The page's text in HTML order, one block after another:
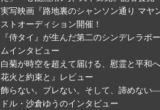
実写映画『路地裏のシャンソン通り マヤ
ストオーディション開催！
『侍タイ』が生んだ第二のシンデレラボ
ムインタビュー
白菊が時空を超えて届ける、慰霊と平和
花火と約束と』レビュー
飾らない。ブレない。そして、諦めない
ドル・沙倉ゆうのインタビュー